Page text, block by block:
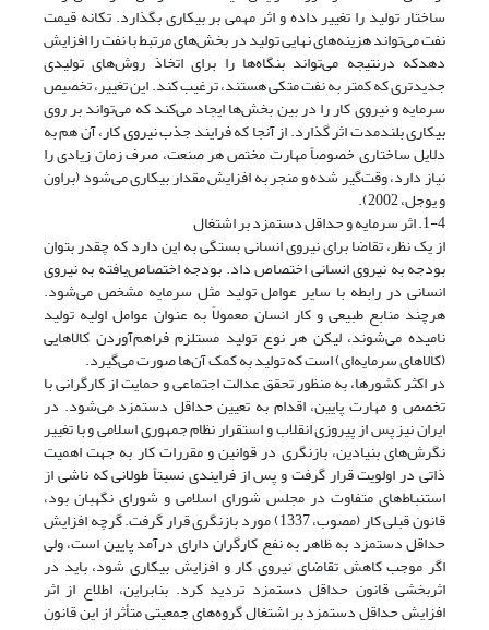
ساختار تولید را تغییر داده و اثر مهمی بر بیکاری بگذارد. تکانه قیمت
نفت می‌تواند هزینه‌های نهایی تولید در بخش‌های مرتبط با نفت را افزایش
دهدکه درنتیجه می‌تواند بنگاه‌ها را برای اتخاذ روش‌های تولیدی
جدیدتری که کمتر به نفت متکی هستند، ترغیب کند. این تغییر، تخصیص
سرمایه و نیروی کار را در بین بخش‌ها ایجاد می‌کند که می‌تواند بر روی
بیکاری بلندمدت اثر گذارد. از آنجا که فرایند جذب نیروی کار، آن هم به
دلایل ساختاری خصوصاً مهارت مختص هر صنعت، صرف زمان زیادی را
نیاز دارد، وقت‌گیر شده و منجر به افزایش مقدار بیکاری می‌شود (براون
و یوجل، 2002).
1-4. اثر سرمایه و حداقل دستمزد بر اشتغال
از یک نظر، تقاضا برای نیروی انسانی بستگی به این دارد که چقدر بتوان
بودجه به نیروی انسانی اختصاص داد. بودجه اختصاص‌یافته به نیروی
انسانی در رابطه با سایر عوامل تولید مثل سرمایه مشخص می‌شود.
هرچند منابع طبیعی و کار انسان معمولاً به عنوان عوامل اولیه تولید
نامیده می‌شوند، لیکن هر نوع تولید مستلزم فراهم‌آوردن کالاهایی
(کالاهای سرمایه‌ای) است که تولید به کمک آن‌ها صورت می‌گیرد.
در اکثر کشورها، به منظور تحقق عدالت اجتماعی و حمایت از کارگرانی با
تخصص و مهارت پایین، اقدام به تعیین حداقل دستمزد می‌شود. در
ایران نیز پس از پیروزی انقلاب و استقرار نظام جمهوری اسلامی و با تغییر
نگرش‌های بنیادین، بازنگری در قوانین و مقررات کار به جهت اهمیت
ذاتی در اولویت قرار گرفت و پس از فرایندی نسبتاً طولانی که ناشی از
استنباط‌های متفاوت در مجلس شورای اسلامی و شورای نگهبان بود،
قانون قبلی کار (مصوب، 1337) مورد بازنگری قرار گرفت. گرچه افزایش
حداقل دستمزد به ظاهر به نفع کارگران دارای درآمد پایین است، ولی
اگر موجب کاهش تقاضای نیروی کار و افزایش بیکاری شود، باید در
اثربخشی قانون حداقل دستمزد تردید کرد. بنابراین، اطلاع از اثر
افزایش حداقل دستمزد بر اشتغال گروه‌های جمعیتی متأثر از این قانون